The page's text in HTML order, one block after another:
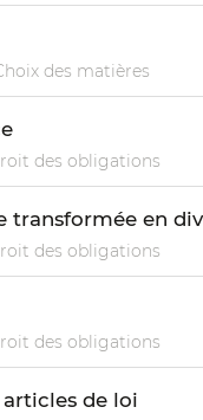
des matières
des obligations
transformée en
des obligations
des obligations
de loi